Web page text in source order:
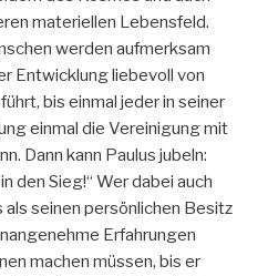
materiellen Lebensfeld.
werden aufmerksam
Entwicklung liebevoll von
bis einmal jeder in seiner
einmal die Vereinigung mit
Dann kann Paulus jubeln:
den Sieg!“ Wer dabei auch
als seinen persönlichen Besitz
Erfahrungen
machen müssen, bis er